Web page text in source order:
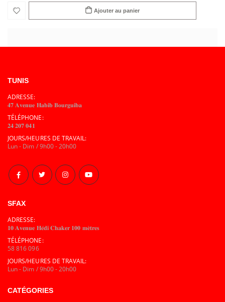
Ajouter au panier
TUNIS
ADRESSE:
𝟒𝟕 𝐀𝐯𝐞𝐧𝐮𝐞 𝐇𝐚𝐛𝐢𝐛 𝐁𝐨𝐮𝐫𝐠𝐮𝐢𝐛𝐚
TÉLÉPHONE:
𝟐𝟒 𝟐𝟎𝟕 𝟎𝟒𝟏
JOURS/HEURES DE TRAVAIL:
Lun - Dim / 9h00 - 20h00
SFAX
ADRESSE:
𝟏𝟎 𝐀𝐯𝐞𝐧𝐮𝐞 𝐇𝐞́𝐝𝐢 𝐂𝐡𝐚𝐤𝐞𝐫 𝟏𝟎𝟎 𝐦𝐞̀𝐭𝐫𝐞𝐬
TÉLÉPHONE:
58 816 096
JOURS/HEURES DE TRAVAIL:
Lun - Dim / 9h00 - 20h00
CATÉGORIES